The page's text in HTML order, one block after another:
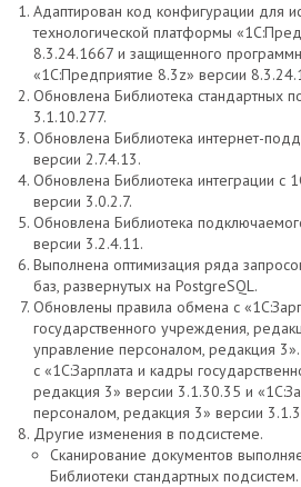
Адаптирован код конфигурации для
технологической платформы
8.3.24.1667 и защищенного
«1С:Предприятие 8.3z» версии
Обновлена Библиотека стандартных
3.1.10.277.
Обновлена Библиотека интернет-
версии 2.7.4.13.
Обновлена Библиотека интеграции с
версии 3.0.2.7.
Обновлена Библиотека
версии 3.2.4.11.
Выполнена оптимизация ряда
баз, развернутых на PostgreSQL.
Обновлены правила обмена с
государственного учреждения,
управление персоналом, редакция
с «1С:Зарплата и кадры
редакция 3» версии 3.1.30.35 и
персоналом, редакция 3» версии
Другие изменения в подсистеме.
Сканирование документов
Библиотеки стандартных подсистем.